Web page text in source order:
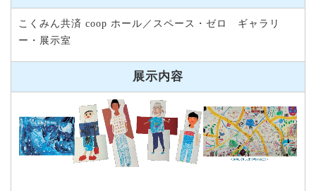
こくみん共済 coop ホール／スペース・ゼロ ギャラリ
ー・展示室
展示内容